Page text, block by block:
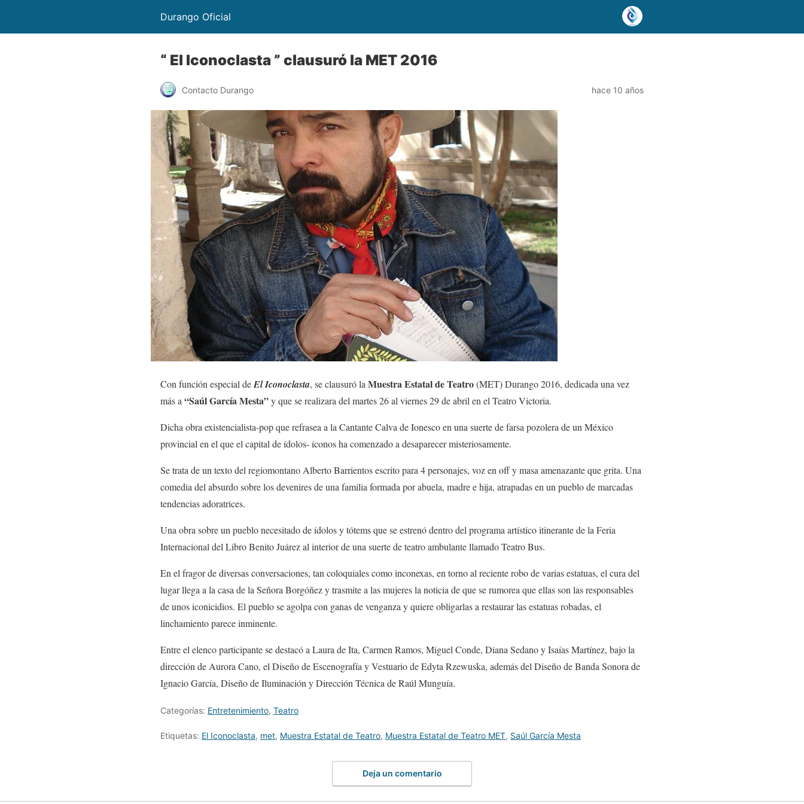
Durango Oficial
“ El Iconoclasta ” clausuró la MET 2016
Contacto Durango hace 10 años
Con función especial deEl Iconoclasta, se clausuró la Muestra Estatal de Teatro(MET) Durango 2016, dedicada una vez
más a “Saúl García Mesta”y que se realizara del martes 26 al viernes 29 de abril en el Teatro Victoria.
Dicha obra existencialista-pop que refrasea a la Cantante Calva de Ionesco en una suerte de farsa pozolera de un México
provincial en el que el capital de ídolos- íconos ha comenzado a desaparecer misteriosamente.
Se trata de un texto del regiomontano Alberto Barrientos escrito para 4 personajes, voz en off y masa amenazante que grita. Una
comedia del absurdo sobre los devenires de una familia formada por abuela, madre e hija, atrapadas en un pueblo de marcadas
tendencias adoratrices.
Una obra sobre un pueblo necesitado de ídolos y tótems que se estrenó dentro del programa artístico itinerante de la Feria
Internacional del Libro Benito Juárez al interior de una suerte de teatro ambulante llamado Teatro Bus.
En el fragor de diversas conversaciones, tan coloquiales como inconexas, en torno al reciente robo de varias estatuas, el cura del
lugar llega a la casa de la Señora Borgóñez y trasmite a las mujeres la noticia de que se rumorea que ellas son las responsables
de unos iconicidios. El pueblo se agolpa con ganas de venganza y quiere obligarlas a restaurar las estatuas robadas, el
linchamiento parece inminente.
Entre el elenco participante se destacó a Laura de Ita, Carmen Ramos, Miguel Conde, Diana Sedano y Isaías Martínez, bajo la
dirección de Aurora Cano, el Diseño de Escenografía y Vestuario de Edyta Rzewuska, además del Diseño de Banda Sonora de
Ignacio García, Diseño de Iluminación y Dirección Técnica de Raúl Munguía.
Categorías: Entretenimiento, Teatro
Etiquetas: El Iconoclasta, met, Muestra Estatal de Teatro, Muestra Estatal de Teatro MET, Saúl García Mesta
Deja un comentario